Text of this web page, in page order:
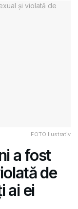
FOTO Ilustrativ
a fost
de
ai ei